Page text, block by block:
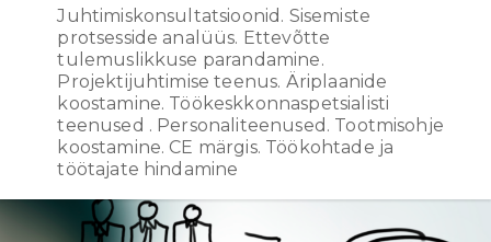
Juhtimiskonsultatsioonid. Sisemiste
protsesside analüüs. Ettevõtte
tulemuslikkuse parandamine.
Projektijuhtimise teenus. Äriplaanide
koostamine. Töökeskkonnaspetsialisti
teenused . Personaliteenused. Tootmisohje
koostamine. CE märgis. Töökohtade ja
töötajate hindamine